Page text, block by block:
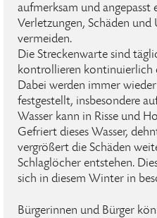
aufmerksam und angepasst
Verletzungen, Schäden und
vermeiden.
Die Streckenwarte sind
kontrollieren kontinuierlich
Dabei werden immer
festgestellt, insbesondere
Wasser kann in Risse und
Gefriert dieses Wasser,
vergrößert die Schäden
Schlaglöcher entstehen.
sich in diesem Winter in
Bürgerinnen und Bürger